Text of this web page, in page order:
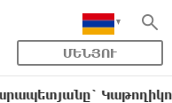
ՄԵՆՅՈՒ
Կաթողիկոսին